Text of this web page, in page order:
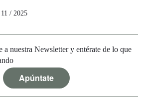
/ 2025
a nuestra Newsletter y entérate de lo que
Apúntate